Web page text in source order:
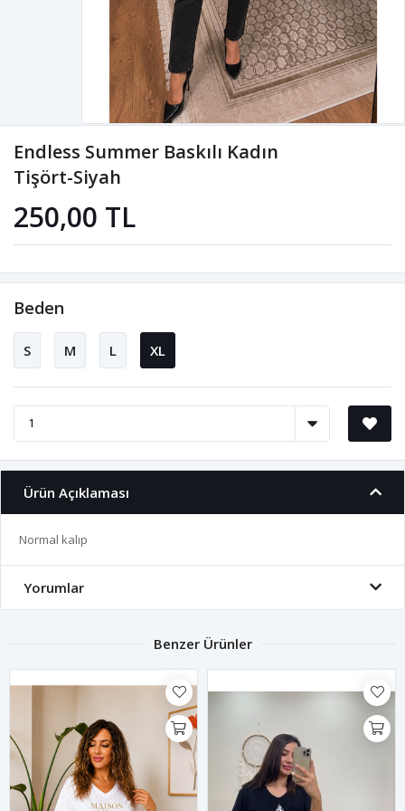
Endless Summer Baskılı Kadın
Tişört-Siyah
250,00 TL
Beden
S M L XL
Ürün Açıklaması
Normal kalıp
Yorumlar
Benzer Ürünler